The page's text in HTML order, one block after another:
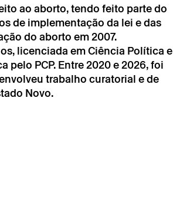
ao aborto, tendo feito parte do
de implementação da lei e das
do aborto em 2007.
licenciada em Ciência Política e
PCP. Entre 2020 e 2026, foi
trabalho curatorial e de
Novo.